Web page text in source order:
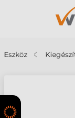
Eszköz